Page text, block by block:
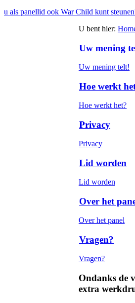
u als panellid ook War Child kunt
U bent hier:
Uw mening
Uw mening telt!
Hoe werkt
Hoe werkt het?
Privacy
Privacy
Lid worden
Lid worden
Over het
Over het panel
Vragen?
Vragen?
Ondanks de
extra